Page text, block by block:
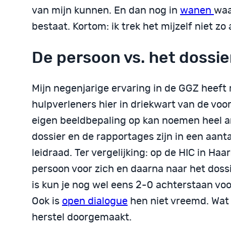
van mijn kunnen. En dan nog in wanen
bestaat. Kortom: ik trek het mijzelf niet zo
De persoon vs. het
Mijn negenjarige ervaring in de GGZ
hulpverleners hier in driekwart van de
eigen beeldbepaling op kan noemen heel
dossier en de rapportages zijn in een
leidraad. Ter vergelijking: op de HIC in
persoon voor zich en daarna naar het
is kun je nog wel eens 2-0 achterstaan
Ook is open dialogue hen niet vreemd.
herstel doorgemaakt.